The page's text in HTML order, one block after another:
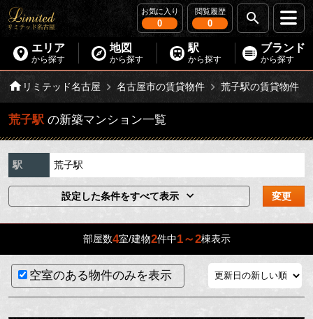
お気に入り
0
閲覧履歴
0
エリア
から探す
地図
から探す
駅
から探す
ブランド
から探す
リミテッド名古屋 名古屋市の賃貸物件 荒子駅の賃貸物件
荒子駅 の新築マンション一覧
駅 荒子駅
設定した条件をすべて表示 変更
部屋数4室/建物2件中1～2棟表示
空室のある物件のみを表示